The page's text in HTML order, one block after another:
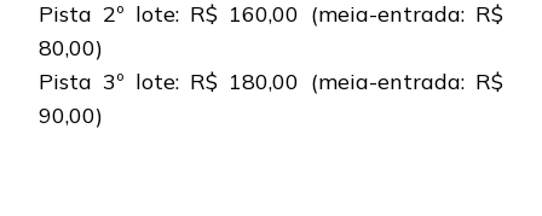
Pista 2º lote: R$ 160,00 (meia-entrada: R$
80,00)
Pista 3º lote: R$ 180,00 (meia-entrada: R$
90,00)